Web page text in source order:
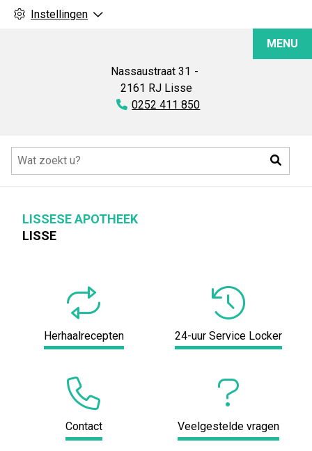
Instellingen
Nassaustraat 31
2161 RJ Lisse
Tel:
0252 411 850
MENU
LISSESE APOTHEEK
LISSE
Herhaalrecepten 24-uur Service Locker
Contact Veelgestelde vragen